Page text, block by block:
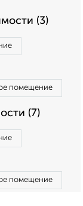
(3)
помещение
(7)
помещение